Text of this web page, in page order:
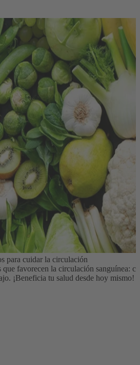
para cuidar la circulación
favorecen la circulación sanguínea:
¡Beneficia tu salud desde hoy mismo!